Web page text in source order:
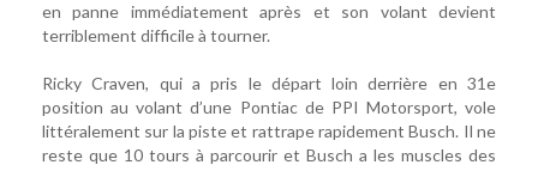
en panne immédiatement après et son volant devient
terriblement difficile à tourner.
Ricky Craven, qui a pris le départ loin derrière en 31e
position au volant d’une Pontiac de PPI Motorsport, vole
littéralement sur la piste et rattrape rapidement Busch. Il ne
reste que 10 tours à parcourir et Busch a les muscles des